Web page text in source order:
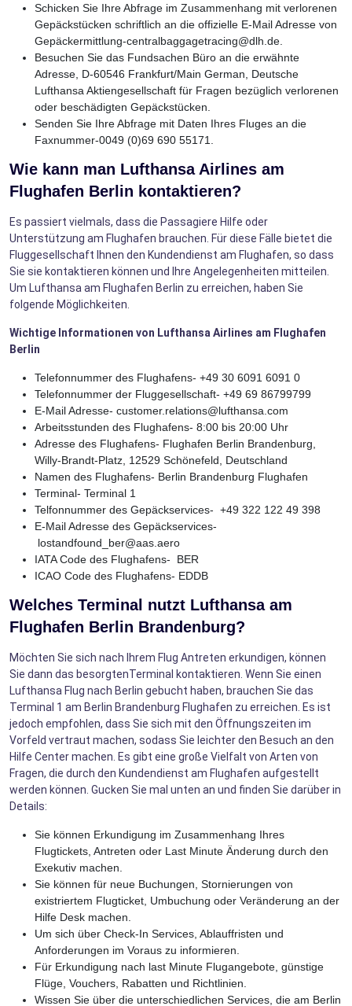
Schicken Sie Ihre Abfrage im Zusammenhang mit verlorenen
Gepäckstücken schriftlich an die offizielle E-Mail Adresse von
Gepäckermittlung-centralbaggagetracing@dlh.de.
Besuchen Sie das Fundsachen Büro an die erwähnte
Adresse, D-60546 Frankfurt/Main German, Deutsche
Lufthansa Aktiengesellschaft für Fragen bezüglich verlorenen
oder beschädigten Gepäckstücken.
Senden Sie Ihre Abfrage mit Daten Ihres Fluges an die
Faxnummer-0049 (0)69 690 55171.
Wie kann man Lufthansa Airlines am
Flughafen Berlin kontaktieren?
Es passiert vielmals, dass die Passagiere Hilfe oder
Unterstützung am Flughafen brauchen. Für diese Fälle bietet die
Fluggesellschaft Ihnen den Kundendienst am Flughafen, so dass
Sie sie kontaktieren können und Ihre Angelegenheiten mitteilen.
Um Lufthansa am Flughafen Berlin zu erreichen, haben Sie
folgende Möglichkeiten.
Wichtige Informationen von Lufthansa Airlines am Flughafen
Berlin
Telefonnummer des Flughafens- +49 30 6091 6091 0
Telefonnummer der Fluggesellschaft- +49 69 86799799
E-Mail Adresse- customer.relations@lufthansa.com
Arbeitsstunden des Flughafens- 8:00 bis 20:00 Uhr
Adresse des Flughafens- Flughafen Berlin Brandenburg,
Willy-Brandt-Platz, 12529 Schönefeld, Deutschland
Namen des Flughafens- Berlin Brandenburg Flughafen
Terminal- Terminal 1
Telfonnummer des Gepäckservices- +49 322 122 49 398
E-Mail Adresse des Gepäckservices-
lostandfound_ber@aas.aero
IATA Code des Flughafens- BER
ICAO Code des Flughafens- EDDB
Welches Terminal nutzt Lufthansa am
Flughafen Berlin Brandenburg?
Möchten Sie sich nach Ihrem Flug Antreten erkundigen, können
Sie dann das besorgtenTerminal kontaktieren. Wenn Sie einen
Lufthansa Flug nach Berlin gebucht haben, brauchen Sie das
Terminal 1 am Berlin Brandenburg Flughafen zu erreichen. Es ist
jedoch empfohlen, dass Sie sich mit den Öffnungszeiten im
Vorfeld vertraut machen, sodass Sie leichter den Besuch an den
Hilfe Center machen. Es gibt eine große Vielfalt von Arten von
Fragen, die durch den Kundendienst am Flughafen aufgestellt
werden können. Gucken Sie mal unten an und finden Sie darüber in
Details:
Sie können Erkundigung im Zusammenhang Ihres
Flugtickets, Antreten oder Last Minute Änderung durch den
Exekutiv machen.
Sie können für neue Buchungen, Stornierungen von
existriertem Flugticket, Umbuchung oder Veränderung an der
Hilfe Desk machen.
Um sich über Check-In Services, Ablauffristen und
Anforderungen im Voraus zu informieren.
Für Erkundigung nach last Minute Flugangebote, günstige
Flüge, Vouchers, Rabatten und Richtlinien.
Wissen Sie über die unterschiedlichen Services, die am Berlin